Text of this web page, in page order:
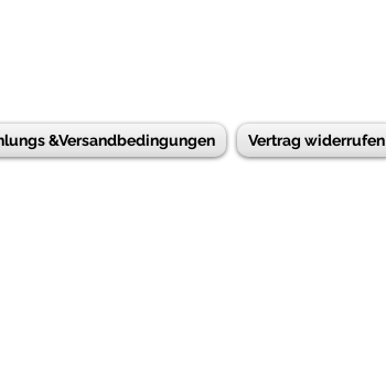
&Versandbedingungen Vertrag widerrufen